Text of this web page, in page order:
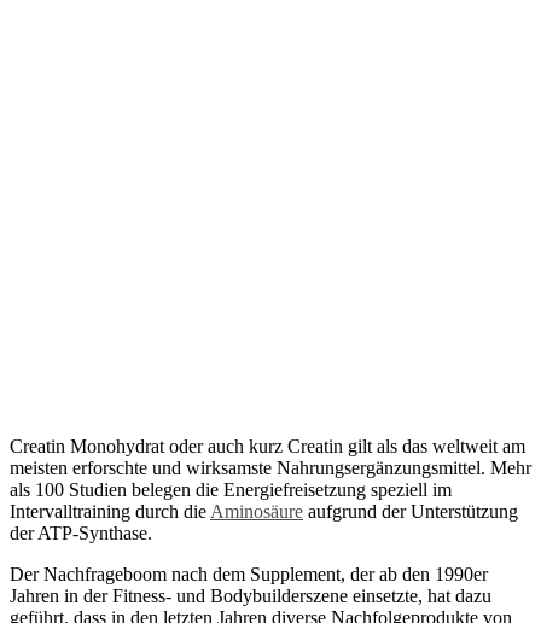
Creatin Monohydrat oder auch kurz Creatin gilt als das weltweit am
meisten erforschte und wirksamste Nahrungsergänzungsmittel. Mehr
als 100 Studien belegen die Energiefreisetzung speziell im
Intervalltraining durch die Aminosäure aufgrund der Unterstützung
der ATP-Synthase.
Der Nachfrageboom nach dem Supplement, der ab den 1990er
Jahren in der Fitness- und Bodybuilderszene einsetzte, hat dazu
geführt, dass in den letzten Jahren diverse Nachfolgeprodukte von